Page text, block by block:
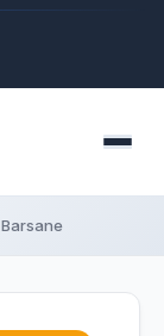
Menu